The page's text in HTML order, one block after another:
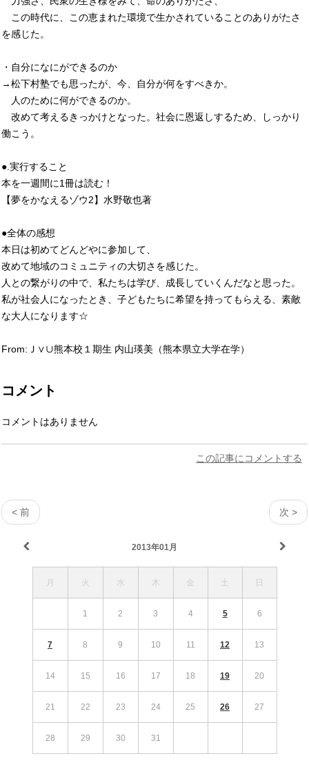
この時代に、この恵まれた環境で生かされていることのありがたさ
を感じた。
・自分になにができるのか
→松下村塾でも思ったが、今、自分が何をすべきか。
人のために何ができるのか。
改めて考えるきっかけとなった。社会に恩返しするため、しっかり
働こう。
●.実行すること
本を一週間に1冊は読む！
【夢をかなえるゾウ2】水野敬也著
●全体の感想
本日は初めてどんどやに参加して、
改めて地域のコミュニティの大切さを感じた。
人との繋がりの中で、私たちは学び、成長していくんだなと思った。
私が社会人になったとき、子どもたちに希望を持ってもらえる、素敵
な大人になります☆
From:Ｊ∨∪熊本校１期生 内山瑛美（熊本県立大学在学）
コメント
コメントはありません
この記事にコメントする
< 前 次 >
2013年01月
月 火 水 木 金 土 日
1 2 3 4 5 6
7 8 9 10 11 12 13
14 15 16 17 18 19 20
21 22 23 24 25 26 27
28 29 30 31